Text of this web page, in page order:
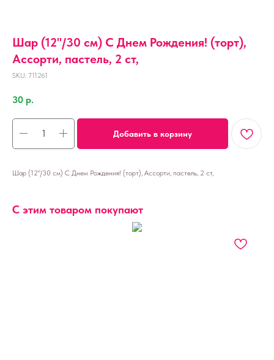
Шар (12''/30 см) С Днем Рождения! (торт),
Ассорти, пастель, 2 ст,
SKU: 711261
30 р.
Добавить в корзину
Шар (12''/30 см) С Днем Рождения! (торт), Ассорти, пастель, 2 ст,
С этим товаром покупают